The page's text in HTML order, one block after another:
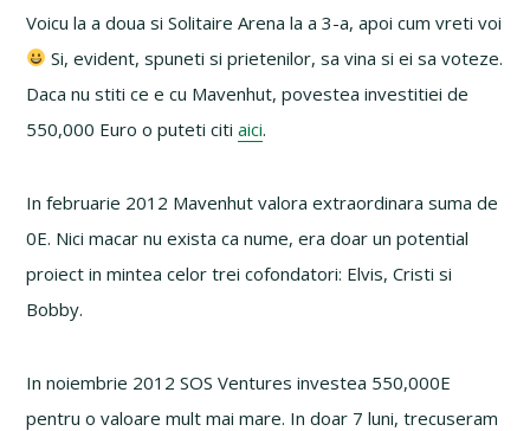
Voicu la a doua si Solitaire Arena la a 3-a, apoi cum vreti voi
Si, evident, spuneti si prietenilor, sa vina si ei sa voteze.
Daca nu stiti ce e cu Mavenhut, povestea investitiei de
550,000 Euro o puteti citiaici.
In februarie 2012 Mavenhut valora extraordinara suma de
0E. Nici macar nu exista ca nume, era doar un potential
proiect in mintea celor trei cofondatori: Elvis, Cristi si
Bobby.
In noiembrie 2012 SOS Ventures investea 550,000E
pentru o valoare mult mai mare. In doar 7 luni, trecuseram